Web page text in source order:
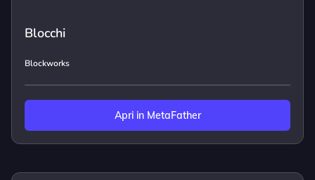
Blocchi
Blockworks
Apri in MetaFather